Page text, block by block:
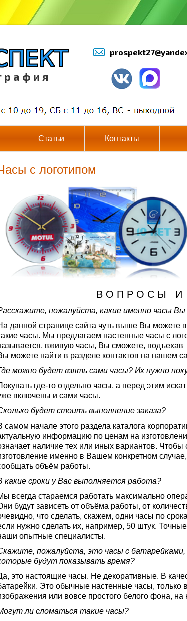
р а ф и я
Статьи Контакты
с логотипом
В О П Р О С Ы И
пожалуйста, какие именно часы
данной странице сайта чуть выше Вы можете
часы. Мы предлагаем настенные часы с
вживую часы, Вы сможете,
можете найти в разделе контактов на нашем
можно будет взять сами часы? Их нужно
где-то отдельно часы, а перед этим
включены и сами часы.
будет стоить выполнение заказа?
самом начале этого раздела каталога
информацию по ценам на
наличие тех или иных вариантов. Чтобы
именно в Вашем конкретном
объём работы.
какие сроки у Вас выполняется работа?
всегда стараемся работать максимально
будут зависеть от объёма работы, от
что сделать, скажем, одни часы по
нужно сделать их, например, 50 штук.
опытные специалисты.
пожалуйста, это часы с
будут показывать время?
это настоящие часы. Не декоративные. В
Это обычные настенные часы, только
или вовсе простого белого фона, на
ли сломаться такие часы?